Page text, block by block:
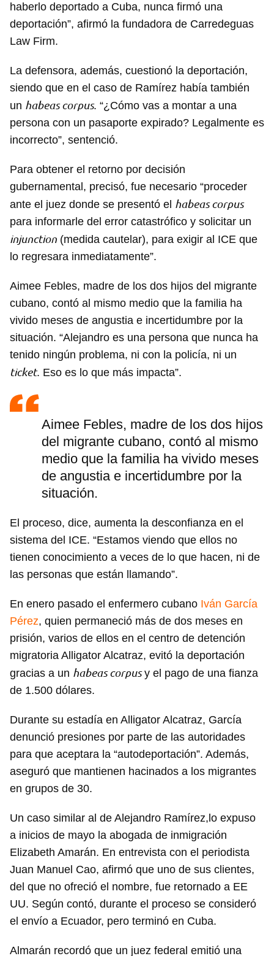
haberlo deportado a Cuba, nunca firmó una
deportación”, afirmó la fundadora de Carredeguas
Law Firm.
La defensora, además, cuestionó la deportación,
siendo que en el caso de Ramírez había también
un habeas corpus. “¿Cómo vas a montar a una
persona con un pasaporte expirado? Legalmente es
incorrecto”, sentenció.
Para obtener el retorno por decisión
gubernamental, precisó, fue necesario “proceder
ante el juez donde se presentó el habeas corpus
para informarle del error catastrófico y solicitar un
injunction (medida cautelar), para exigir al ICE que
lo regresara inmediatamente”.
Aimee Febles, madre de los dos hijos del migrante
cubano, contó al mismo medio que la familia ha
vivido meses de angustia e incertidumbre por la
situación. “Alejandro es una persona que nunca ha
tenido ningún problema, ni con la policía, ni un
ticket. Eso es lo que más impacta”.
Aimee Febles, madre de los dos hijos
del migrante cubano, contó al mismo
medio que la familia ha vivido meses
de angustia e incertidumbre por la
situación.
El proceso, dice, aumenta la desconfianza en el
sistema del ICE. “Estamos viendo que ellos no
tienen conocimiento a veces de lo que hacen, ni de
las personas que están llamando”.
En enero pasado el enfermero cubano Iván García
Pérez, quien permaneció más de dos meses en
prisión, varios de ellos en el centro de detención
migratoria Alligator Alcatraz, evitó la deportación
gracias a un habeas corpusy el pago de una fianza
de 1.500 dólares.
Durante su estadía en Alligator Alcatraz, García
denunció presiones por parte de las autoridades
para que aceptara la “autodeportación”. Además,
aseguró que mantienen hacinados a los migrantes
en grupos de 30.
Un caso similar al de Alejandro Ramírez,lo expuso
a inicios de mayo la abogada de inmigración
Elizabeth Amarán. En entrevista con el periodista
Juan Manuel Cao, afirmó que uno de sus clientes,
del que no ofreció el nombre, fue retornado a EE
UU. Según contó, durante el proceso se consideró
el envío a Ecuador, pero terminó en Cuba.
Almarán recordó que un juez federal emitió una